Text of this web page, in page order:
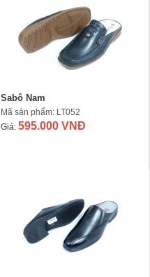
Sabô Nam
Mã sản phẩm: LT052
Giá: 595.000 VNĐ